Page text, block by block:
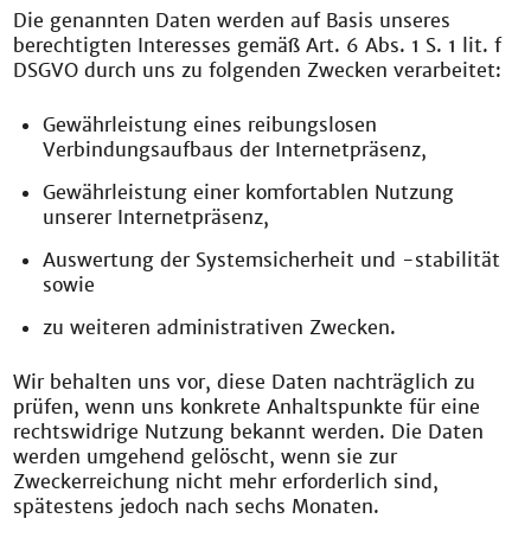
Die genannten Daten werden auf Basis unseres
berechtigten Interesses gemäß Art. 6 Abs. 1 S. 1 lit. f
DSGVO durch uns zu folgenden Zwecken verarbeitet:
Gewährleistung eines reibungslosen
Verbindungsaufbaus der Internetpräsenz,
Gewährleistung einer komfortablen Nutzung
unserer Internetpräsenz,
Auswertung der Systemsicherheit und -stabilität
sowie
zu weiteren administrativen Zwecken.
Wir behalten uns vor, diese Daten nachträglich zu
prüfen, wenn uns konkrete Anhaltspunkte für eine
rechtswidrige Nutzung bekannt werden. Die Daten
werden umgehend gelöscht, wenn sie zur
Zweckerreichung nicht mehr erforderlich sind,
spätestens jedoch nach sechs Monaten.